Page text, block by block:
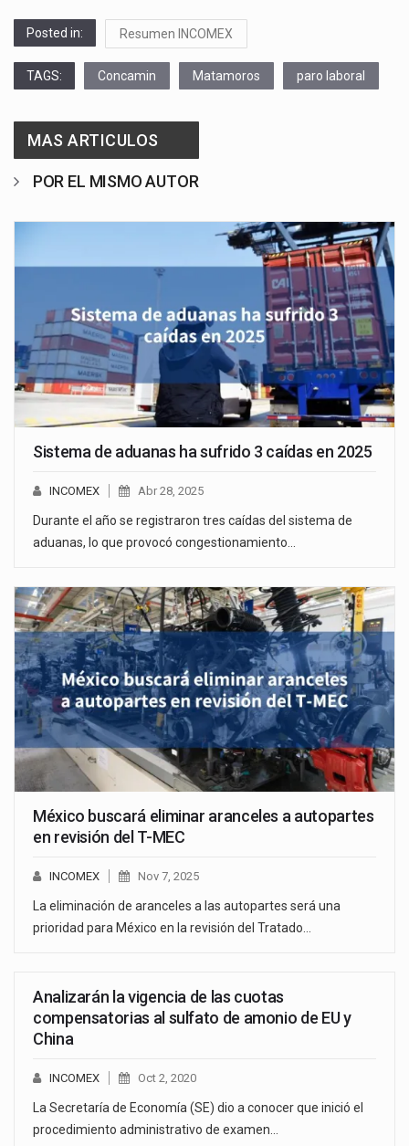
Posted in: Resumen INCOMEX
TAGS: Concamin Matamoros paro laboral
MAS ARTICULOS
POR EL MISMO AUTOR
Sistema de aduanas ha sufrido 3 caídas en 2025
INCOMEX Abr 28, 2025
Durante el año se registraron tres caídas del sistema de
aduanas, lo que provocó congestionamiento…
México buscará eliminar aranceles a autopartes
en revisión del T-MEC
INCOMEX Nov 7, 2025
La eliminación de aranceles a las autopartes será una
prioridad para México en la revisión del Tratado…
Analizarán la vigencia de las cuotas
compensatorias al sulfato de amonio de EU y
China
INCOMEX Oct 2, 2020
La Secretaría de Economía (SE) dio a conocer que inició el
procedimiento administrativo de examen…